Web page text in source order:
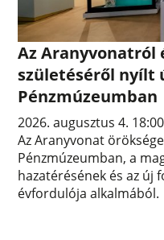
Az Aranyvonatról
születéséről nyílt
Pénzmúzeumban
2026. augusztus 4. 18:00
Az Aranyvonat
Pénzmúzeumban, a
hazatérésének és az új
évfordulója alkalmából.